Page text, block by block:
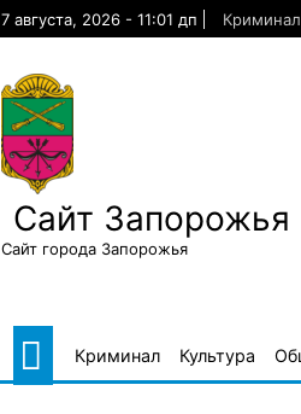
7 августа, 2026 - 11:01 дп Криминал
Сайт Запорожья
Сайт города Запорожья
Криминал Культура